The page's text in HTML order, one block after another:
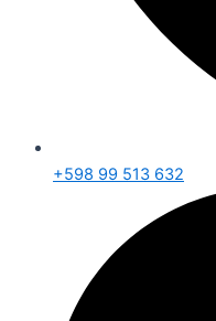
+598 99 513 632